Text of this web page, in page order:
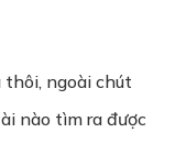
thôi, ngoài chút
nào tìm ra được